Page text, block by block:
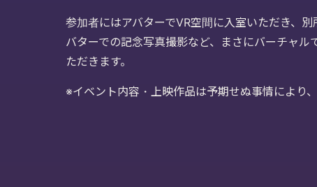
参加者にはアバターでVR空間に入室いただき、
バターでの記念写真撮影など、まさにバーチャ
ただきます。
※イベント内容・上映作品は予期せぬ事情により